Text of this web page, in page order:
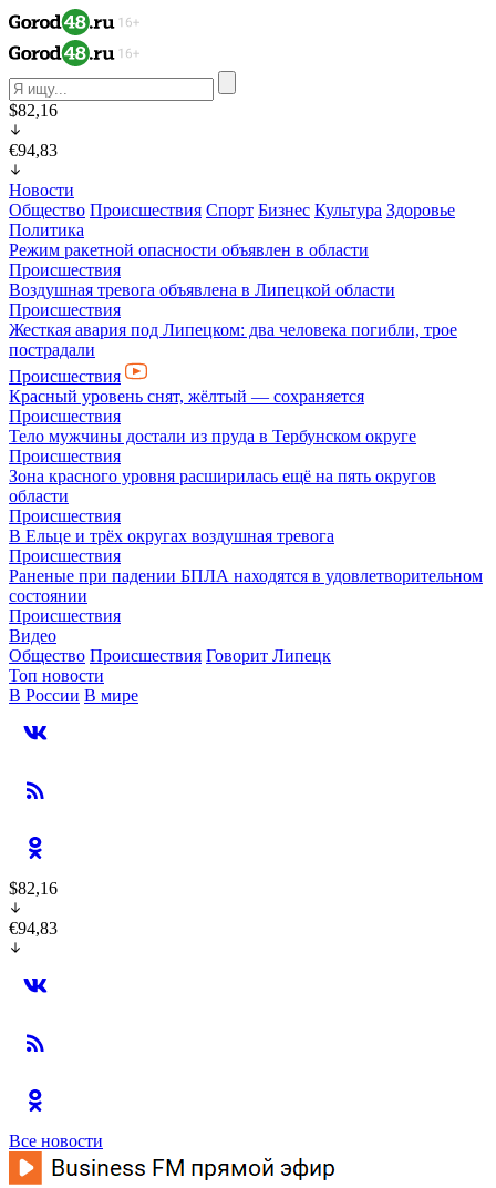
$82,16
€94,83
Новости
Общество Происшествия Спорт Бизнес Культура Здоровье
Политика
Режим ракетной опасности объявлен в области
Происшествия
Воздушная тревога объявлена в Липецкой области
Происшествия
Жесткая авария под Липецком: два человека погибли, трое
пострадали
Происшествия
Красный уровень снят, жёлтый — сохраняется
Происшествия
Тело мужчины достали из пруда в Тербунском округе
Происшествия
Зона красного уровня расширилась ещё на пять округов
области
Происшествия
В Ельце и трёх округах воздушная тревога
Происшествия
Раненые при падении БПЛА находятся в удовлетворительном
состоянии
Происшествия
Видео
Общество Происшествия Говорит Липецк
Топ новости
В России В мире
$82,16
€94,83
Все новости